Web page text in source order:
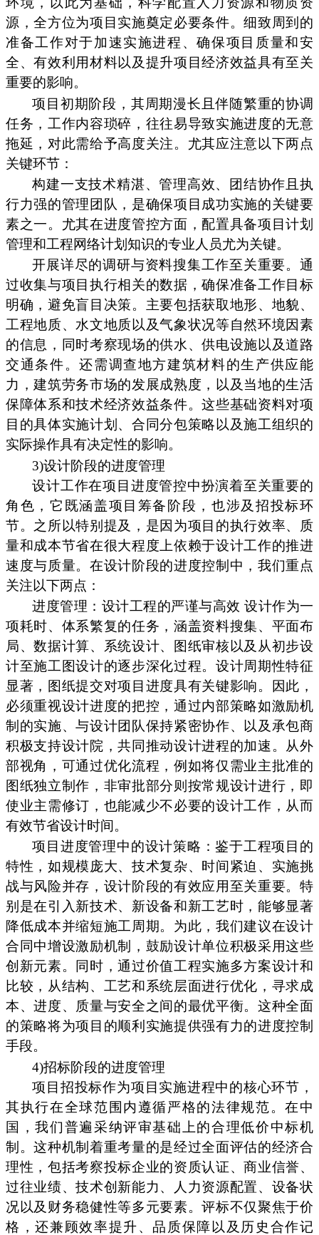
源，全方位为项目实施奠定必要条件。细致周到的
准备工作对于加速实施进程、确保项目质量和安
全、有效利用材料以及提升项目经济效益具有至关
重要的影响。
项目初期阶段，其周期漫长且伴随繁重的协调
任务，工作内容琐碎，往往易导致实施进度的无意
拖延，对此需给予高度关注。尤其应注意以下两点
关键环节：
构建一支技术精湛、管理高效、团结协作且执
行力强的管理团队，是确保项目成功实施的关键要
素之一。尤其在进度管控方面，配置具备项目计划
管理和工程网络计划知识的专业人员尤为关键。
开展详尽的调研与资料搜集工作至关重要。通
过收集与项目执行相关的数据，确保准备工作目标
明确，避免盲目决策。主要包括获取地形、地貌、
工程地质、水文地质以及气象状况等自然环境因素
的信息，同时考察现场的供水、供电设施以及道路
交通条件。还需调查地方建筑材料的生产供应能
力，建筑劳务市场的发展成熟度，以及当地的生活
保障体系和技术经济效益条件。这些基础资料对项
目的具体实施计划、合同分包策略以及施工组织的
实际操作具有决定性的影响。
3)设计阶段的进度管理
设计工作在项目进度管控中扮演着至关重要的
角色，它既涵盖项目筹备阶段，也涉及招投标环
节。之所以特别提及，是因为项目的执行效率、质
量和成本节省在很大程度上依赖于设计工作的推进
速度与质量。在设计阶段的进度控制中，我们重点
关注以下两点：
进度管理：设计工程的严谨与高效 设计作为一
项耗时、体系繁复的任务，涵盖资料搜集、平面布
局、数据计算、系统设计、图纸审核以及从初步设
计至施工图设计的逐步深化过程。设计周期性特征
显著，图纸提交对项目进度具有关键影响。因此，
必须重视设计进度的把控，通过内部策略如激励机
制的实施、与设计团队保持紧密协作、以及承包商
积极支持设计院，共同推动设计进程的加速。从外
部视角，可通过优化流程，例如将仅需业主批准的
图纸独立制作，非审批部分则按常规设计进行，即
使业主需修订，也能减少不必要的设计工作，从而
有效节省设计时间。
项目进度管理中的设计策略：鉴于工程项目的
特性，如规模庞大、技术复杂、时间紧迫、实施挑
战与风险并存，设计阶段的有效应用至关重要。特
别是在引入新技术、新设备和新工艺时，能够显著
降低成本并缩短施工周期。为此，我们建议在设计
合同中增设激励机制，鼓励设计单位积极采用这些
创新元素。同时，通过价值工程实施多方案设计和
比较，从结构、工艺和系统层面进行优化，寻求成
本、进度、质量与安全之间的最优平衡。这种全面
的策略将为项目的顺利实施提供强有力的进度控制
手段。
4)招标阶段的进度管理
项目招投标作为项目实施进程中的核心环节，
其执行在全球范围内遵循严格的法律规范。在中
国，我们普遍采纳评审基础上的合理低价中标机
制。这种机制着重考量的是经过全面评估的经济合
理性，包括考察投标企业的资质认证、商业信誉、
过往业绩、技术创新能力、人力资源配置、设备状
况以及财务稳健性等多元要素。评标不仅聚焦于价
格，还兼顾效率提升、品质保障以及历史合作记